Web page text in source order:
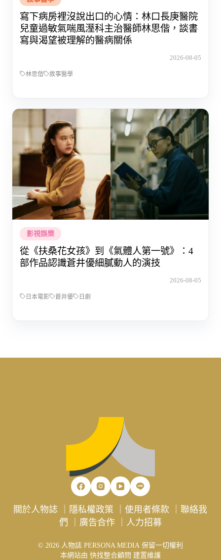
寫下病房裡沒說出口的心情：林口長庚醫院
兒童過敏氣喘風溼科主治醫師林思偕，談書
寫與渴望被理解的醫病關係
2026-08-05
林思偕 敘事醫學
影視娛樂
從《扶桑花女孩》到《氣體人第一號》：4
部作品認識蒼井優細膩動人的演技
2026-08-05
日本電影 蒼井優 日劇
關於人物誌 隱私權政策 ｜使用者條款 ｜聯絡我
們
廣告合作｜ 人力招募
© 2026 人物誌 PERSONA MEDIA 保留一切權利
本網站由 快找整合顧問 建置維護